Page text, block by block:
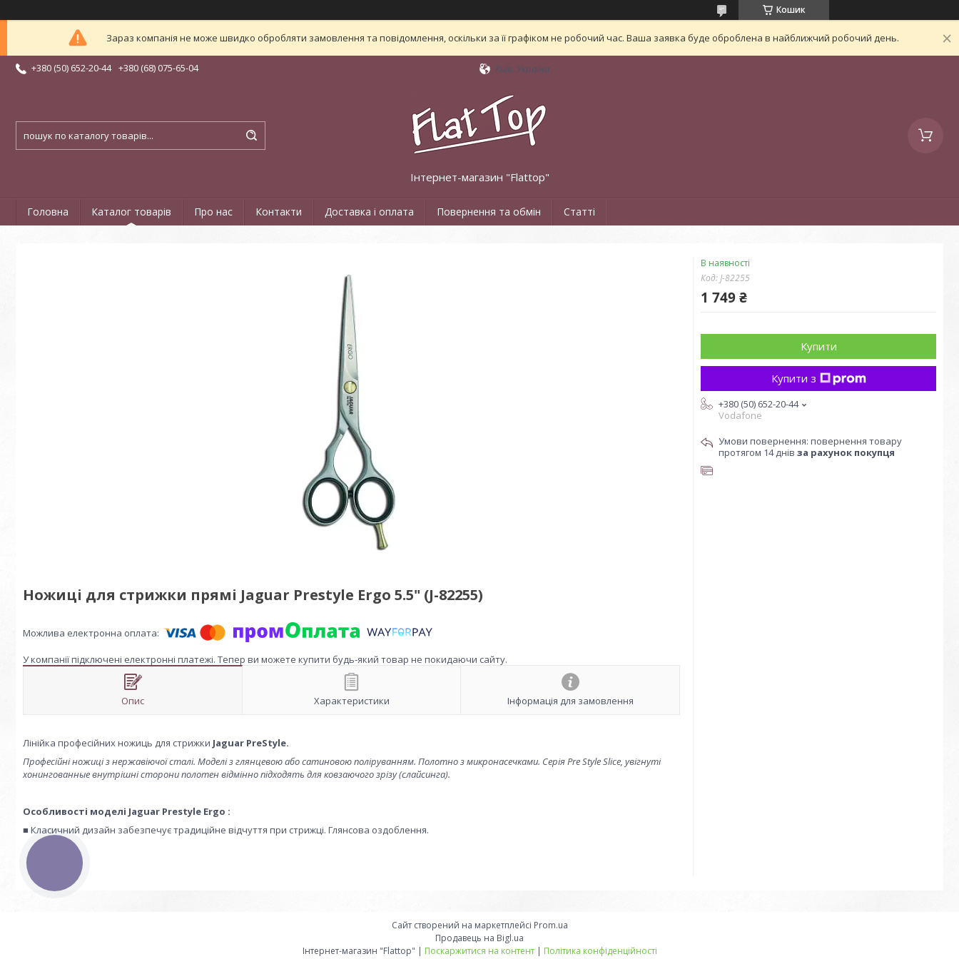
Кошик
Зараз компанія не може швидко обробляти замовлення та повідомлення, оскільки за її графіком не робочий час. Ваша заявка буде оброблена в найближчий робочий день.
+380 (50) 652-20-44 +380 (68) 075-65-04 Київ, Україна
Інтернет-магазин "Flattop"
Головна Каталог товарів Про нас Контакти Доставка і оплата Повернення та обмін Статті
Ножиці для стрижки прямі Jaguar Prestyle Ergo 5.5" (J-82255)
У компанії підключені електронні платежі. Тепер ви можете купити будь-який товар не покидаючи сайту.
Опис Характеристики Інформація для замовлення
Лінійка професійних ножиць для стрижки Jaguar PreStyle.
Професійні ножиці з нержавіючої сталі. Моделі з глянцевою або сатиновою поліруванням. Полотно з микронасечками. Серія Pre Style Slice, увігнуті
хонингованные внутрішні сторони полотен відмінно підходять для ковзаючого зрізу (слайсинга).
Особливості моделі Jaguar Prestyle Ergo :
■ Класичний дизайн забезпечує традиційне відчуття при стрижці. Глянсова оздоблення.
В наявності
Код:J-82255
1 749 ₴
Купити
Купити з
+380 (50) 652-20-44
Vodafone
повернення товару
протягом 14 днів за рахунок покупця
Сайт створений на маркетплейсі Prom.ua
Продавець на Bigl.ua
Інтернет-магазин "Flattop" | Поскаржитися на контент | Політика конфіденційності